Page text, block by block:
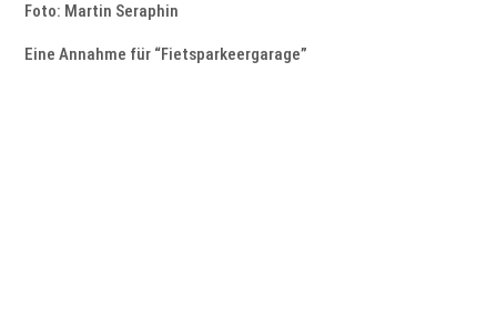
Foto: Martin Seraphin
Eine Annahme für “Fietsparkeergarage”